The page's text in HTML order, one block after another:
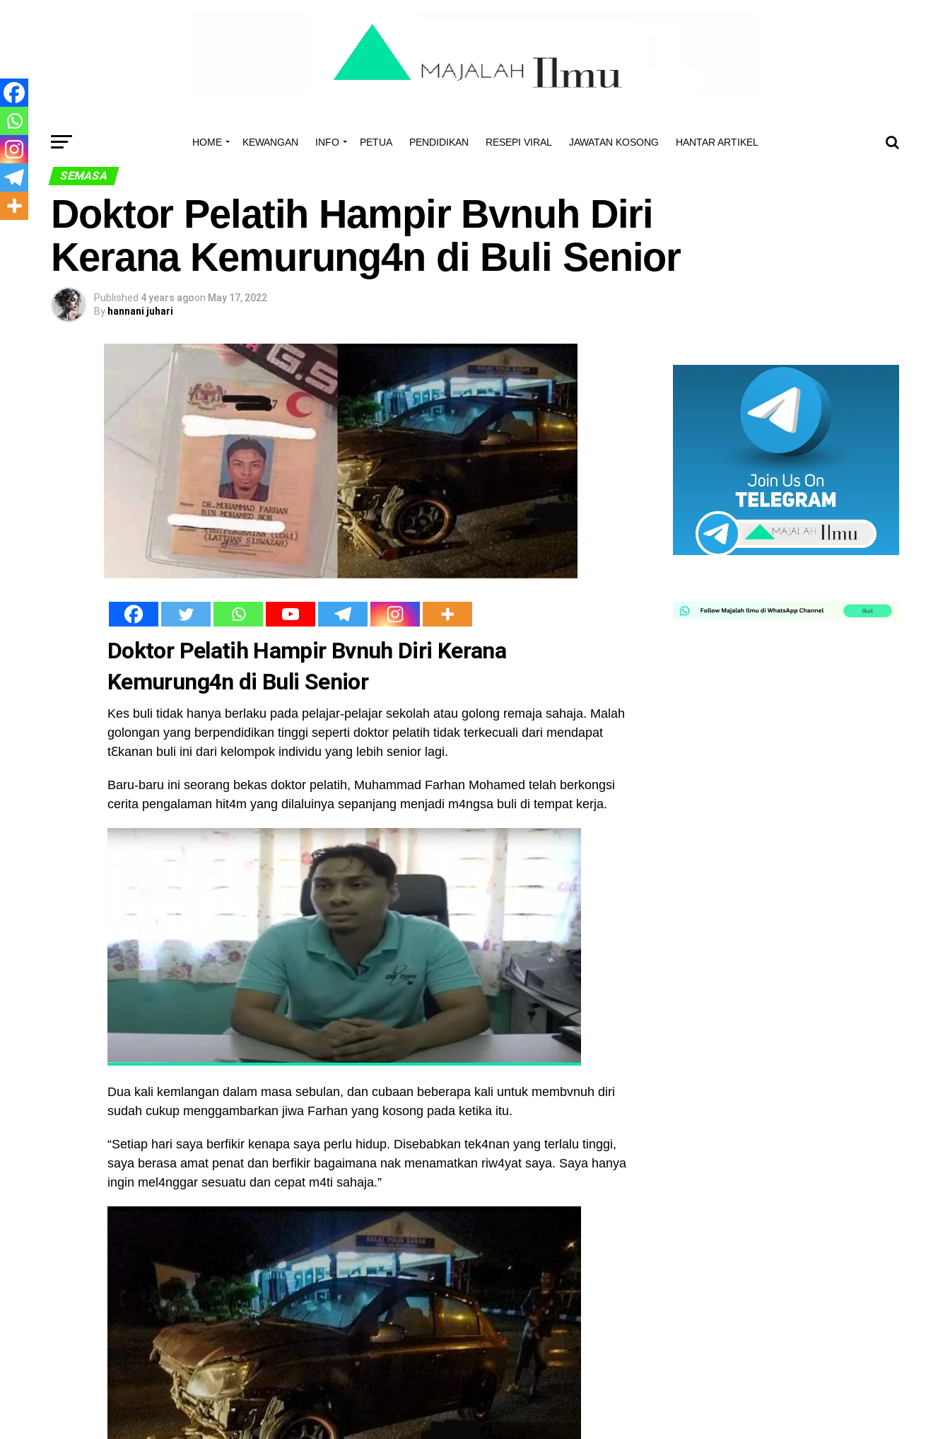
HOME KEWANGAN INFO PETUA PENDIDIKAN RESEPI VIRAL JAWATAN KOSONG HANTAR ARTIKEL
SEMASA
Doktor Pelatih Hampir Bvnuh Diri
Kerana Kemurung4n di Buli Senior
Published 4 years agoon May 17, 2022
By hannani juhari
Doktor Pelatih Hampir Bvnuh Diri Kerana
Kemurung4n di Buli Senior
Kes buli tidak hanya berlaku pada pelajar-pelajar sekolah atau golong remaja sahaja. Malah
golongan yang berpendidikan tinggi seperti doktor pelatih tidak terkecuali dari mendapat
tℇkanan buli ini dari kelompok individu yang lebih senior lagi.
Baru-baru ini seorang bekas doktor pelatih, Muhammad Farhan Mohamed telah berkongsi
cerita pengalaman hit4m yang dilaluinya sepanjang menjadi m4ngsa buli di tempat kerja.
Dua kali kemlangan dalam masa sebulan, dan cubaan beberapa kali untuk membvnuh diri
sudah cukup menggambarkan jiwa Farhan yang kosong pada ketika itu.
“Setiap hari saya berfikir kenapa saya perlu hidup. Disebabkan tek4nan yang terlalu tinggi,
saya berasa amat penat dan berfikir bagaimana nak menamatkan riw4yat saya. Saya hanya
ingin mel4nggar sesuatu dan cepat m4ti sahaja.”